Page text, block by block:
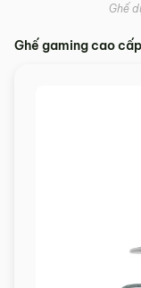
Ghế
Ghế gaming cao